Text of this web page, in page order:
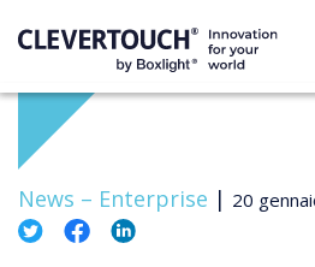
News – Enterprise | 20